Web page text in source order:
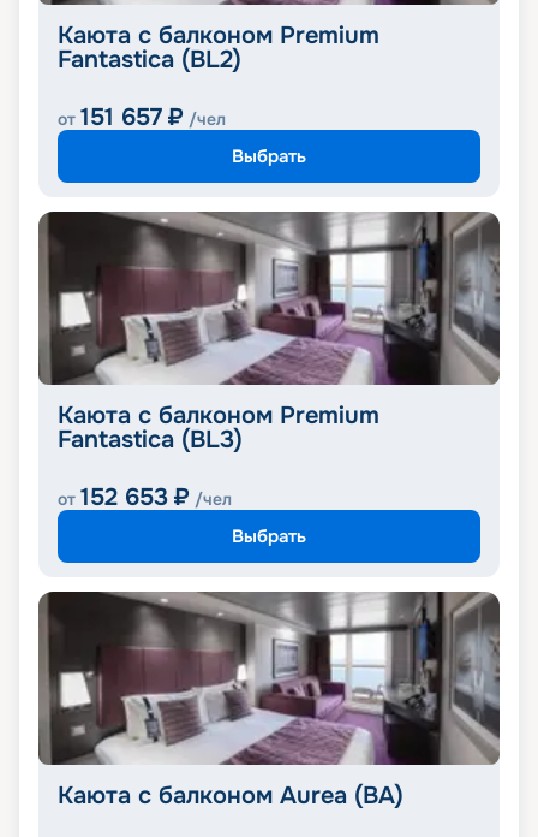
Каюта с балконом Premium
Fantastica (BL2)
от 151 657 ₽ /чел
Выбрать
Каюта с балконом Premium
Fantastica (BL3)
от 152 653 ₽ /чел
Выбрать
Каюта с балконом Aurea (BA)